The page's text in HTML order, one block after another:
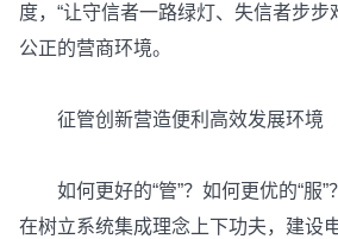
度，“让守信者一路绿灯、失信者步步
公正的营商环境。
征管创新营造便利高效发展环境
如何更好的“管”？如何更优的“服”
在树立系统集成理念上下功夫，建设